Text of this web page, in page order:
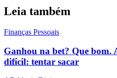
Leia também
Finanças Pessoais
Ganhou na bet? Que bom.
difícil: tentar sacar